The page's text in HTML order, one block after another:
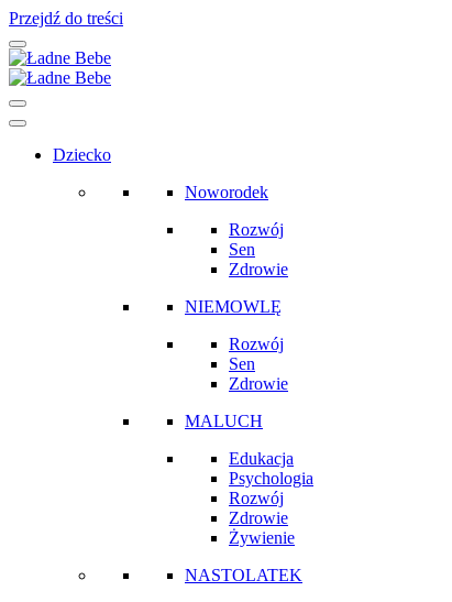
Przejdź do treści
Main
Navigation
Dziecko
Noworodek
Rozwój
Sen
Zdrowie
NIEMOWLĘ
Rozwój
Sen
Zdrowie
MALUCH
Edukacja
Psychologia
Rozwój
Zdrowie
Żywienie
NASTOLATEK